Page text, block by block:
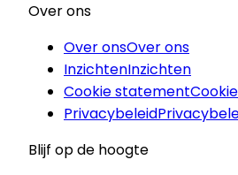
Over ons
Over onsOver ons
InzichtenInzichten
Cookie statement
Privacybeleid
Blijf op de hoogte